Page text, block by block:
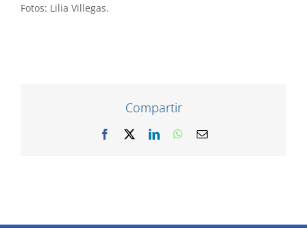
Fotos: Lilia Villegas.
Compartir
Facebook LinkedInWhatsApp
Correo